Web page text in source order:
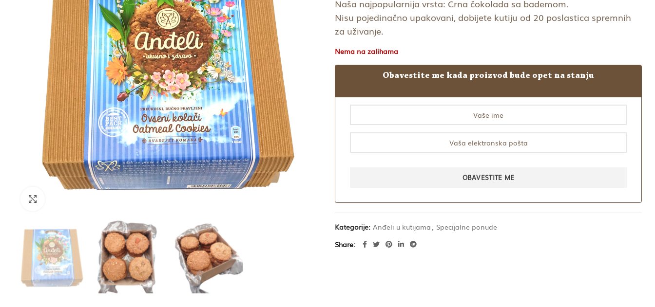
bila:
2.400,00 RSD.
1.680,00 RSD.
Naša najpopularnija vrsta: Crna čokolada sa bademom.
Nisu pojedinačno upakovani, dobijete kutiju od 20 poslastica spremnih
za uživanje.
Nema na zalihama
Obavestite me kada proizvod bude opet na stanju
Kategorije: Anđeli u kutijama , Specijalne ponude
Share